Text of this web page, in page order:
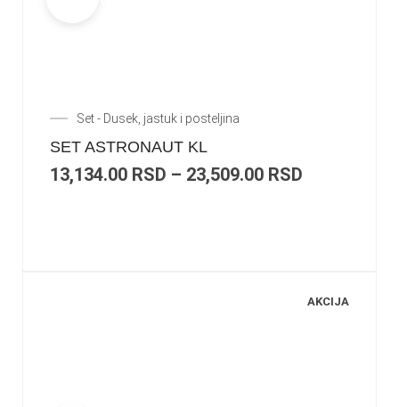
Set - Dusek, jastuk i posteljina
SET ASTRONAUT KL
13,134.00 RSD – 23,509.00 RSD
AKCIJA